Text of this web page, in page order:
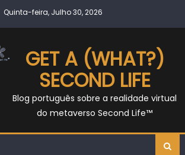
Quinta-feira, Julho 30, 2026
GET A (WHAT?)
SECOND LIFE
Blog português sobre a realidade virtual
do metaverso Second Life™